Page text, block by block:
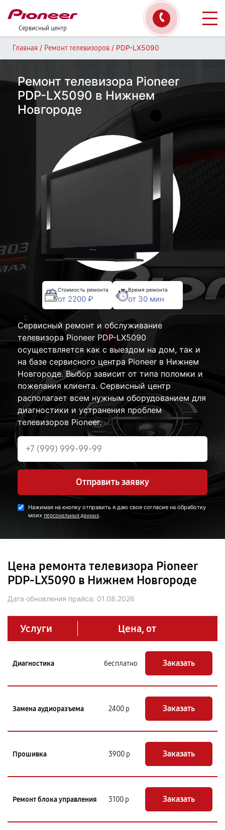
Сервисный центр
Главная / Ремонт телевизоров / PDP-LX5090
Ремонт телевизора Pioneer
PDP-LX5090 в Нижнем
Новгороде
Стоимость ремонта
от 2200 ₽
Время ремонта
от 30 мин
Сервисный ремонт и обслуживание
телевизора Pioneer PDP-LX5090
осуществляется как с выездом на дом, так и
на базе сервисного центра Pioneer в Нижнем
Новгороде. Выбор зависит от типа поломки и
пожелания клиента. Сервисный центр
располагает всем нужным оборудованием для
диагностики и устранения проблем
телевизоров Pioneer.
Отправить заявку
Нажимая на кнопку отправить я даю свое согласие на обработку
моих персональных данных.
Цена ремонта телевизора Pioneer
PDP-LX5090 в Нижнем Новгороде
Дата обновления прайса: 01.08.2026
Услуги Цена, от
Диагностика бесплатно Заказать
Замена аудиоразъема 2400 р Заказать
Прошивка 3900 р Заказать
Ремонт блока управления 3100 р Заказать